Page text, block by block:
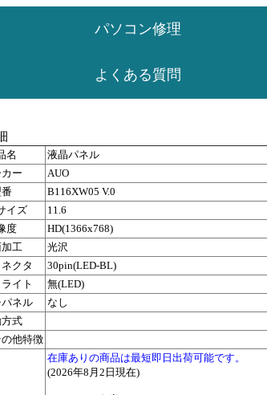
パソコン修理
よくある質問
名
液晶パネル
ー
AUO
B116XW05 V.0
イズ
11.6
度
HD(1366x768)
工
光沢
クタ
30pin(LED-BL)
イト
無(LED)
ネル
なし
式
他特徴
在庫ありの商品は最短即日出荷可能です。
(2026年8月2日現在)